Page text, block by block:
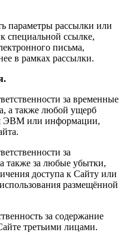
параметры рассылки или
специальной ссылке,
письма,
в рамках рассылки.
за временные
а также любой ущерб
ЭВМ или информации,
за
также за любые убытки,
доступа к Сайту или
размещённой
за содержание
третьими лицами.